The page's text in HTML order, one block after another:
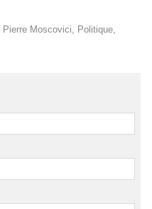
Pierre Moscovici, Politique,